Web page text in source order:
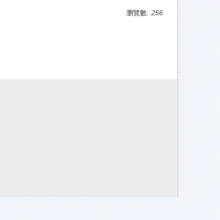
瀏覽數: 256